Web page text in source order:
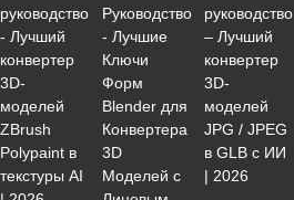
руководство
- Лучший
конвертер
3D-
моделей
ZBrush
Polypaint в
текстуры AI
Руководство
- Лучшие
Ключи
Форм
Blender для
Конвертера
3D
Моделей с
руководство
– Лучший
конвертер
3D-
моделей
JPG / JPEG
в GLB с ИИ
| 2026